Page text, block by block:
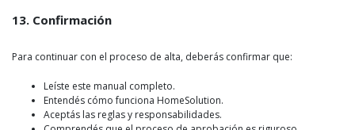
13. Confirmación
Para continuar con el proceso de alta, deberás confirmar que:
Leíste este manual completo.
Entendés cómo funciona HomeSolution.
Aceptás las reglas y responsabilidades.